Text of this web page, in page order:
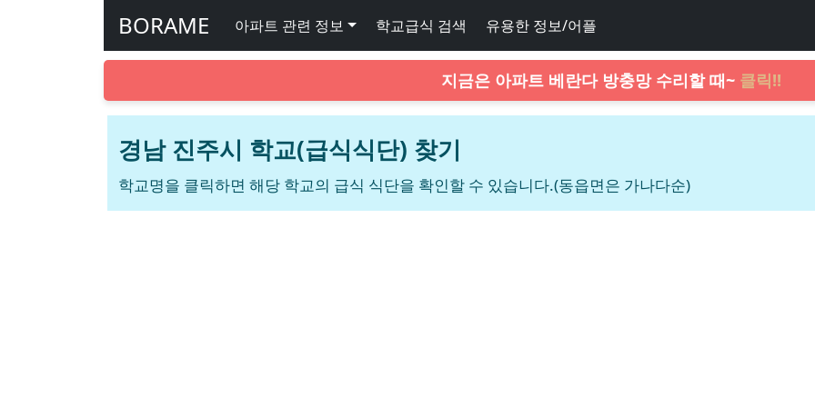
BORAME 아파트 관련 정보 학교급식 검색 유용한 정보/어플
지금은 아파트 베란다 방충망 수리할 때~ 클릭!!
경남 진주시 학교(급식식단) 찾기
학교명을 클릭하면 해당 학교의 급식 식단을 확인할 수 있습니다.(동읍면은 가나다순)